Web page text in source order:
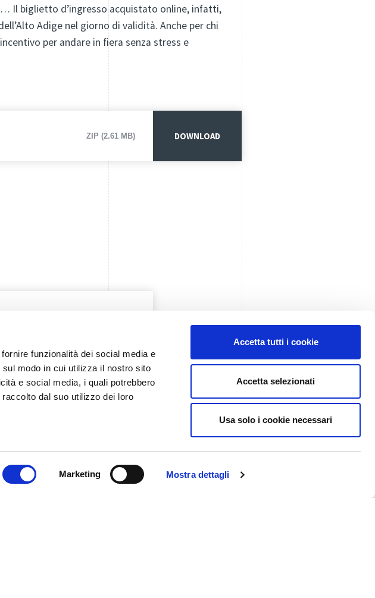
funzionalità dei social media e
modo in cui utilizza il nostro sito
e social media, i quali potrebbero
dal suo utilizzo dei loro
Marketing Mostra dettagli
Accetta tutti i cookie
Accetta selezionati
Usa solo i cookie necessari
Il biglietto d’ingresso acquistato online, infatti,
Adige nel giorno di validità. Anche per chi
per andare in fiera senza stress e
ZIP (2.61 MB) DOWNLOAD
IT